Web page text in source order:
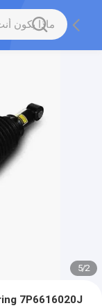
2
/
5
7P6616020J